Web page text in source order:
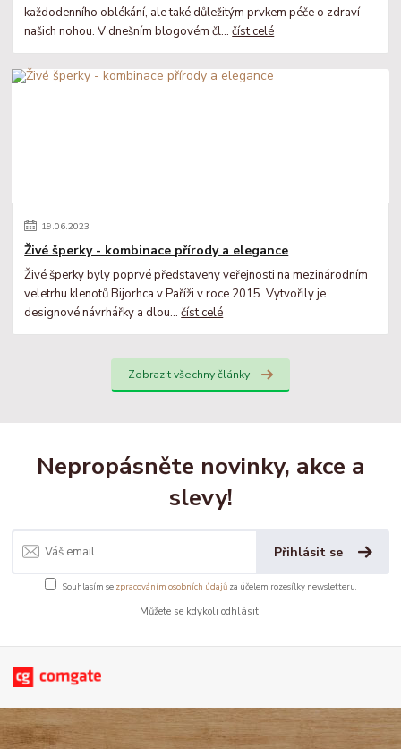
každodenního oblékání, ale také důležitým prvkem péče o zdraví
našich nohou. V dnešním blogovém čl...číst celé
19.06.2023
Živé šperky - kombinace přírody a elegance
Živé šperky byly poprvé představeny veřejnosti na mezinárodním
veletrhu klenotů Bijorhca v Paříži v roce 2015. Vytvořily je
designové návrhářky a dlou...číst celé
Zobrazit všechny články
Nepropásněte novinky, akce a
slevy!
Přihlásit se
Souhlasím se zpracováním osobních údajůza účelem rozesílky newsletteru.
Můžete se kdykoli odhlásit.